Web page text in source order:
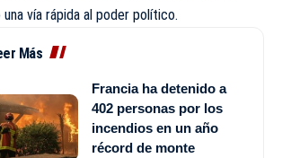
una vía rápida al poder político.
Más
Francia ha detenido a
402 personas por los
incendios en un año
récord de monte